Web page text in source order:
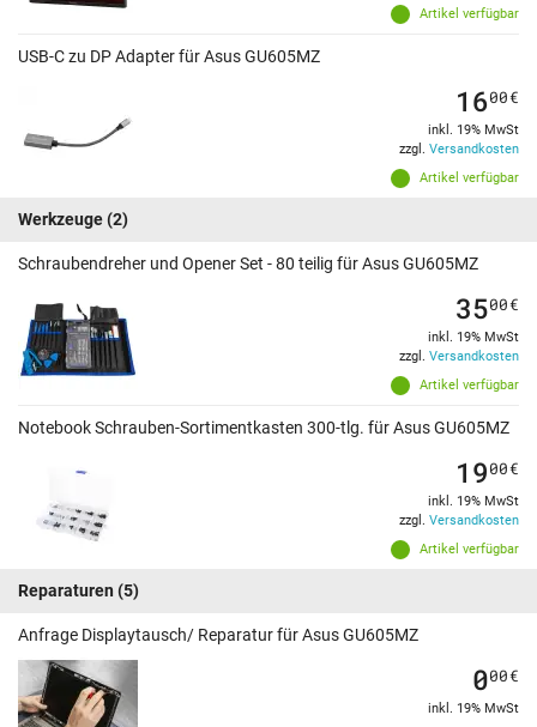
Artikel verfügbar
USB-C zu DP Adapter für Asus GU605MZ
Artikel verfügbar
1600€
inkl. 19% MwSt
zzgl. Versandkosten
Werkzeuge(2)
Schraubendreher und Opener Set - 80 teilig für Asus GU605MZ
Artikel verfügbar
3500€
inkl. 19% MwSt
zzgl. Versandkosten
Notebook Schrauben-Sortimentkasten 300-tlg. für Asus GU605MZ
Artikel verfügbar
1900€
inkl. 19% MwSt
zzgl. Versandkosten
Reparaturen (5)
Anfrage Displaytausch/ Reparatur für Asus GU605MZ
000€
inkl. 19% MwSt